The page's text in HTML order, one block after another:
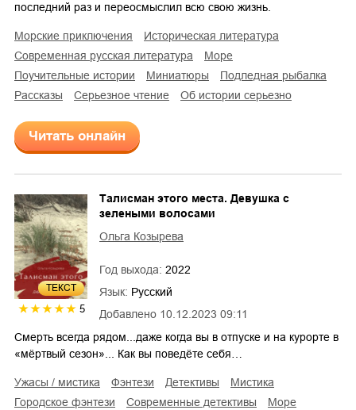
последний раз и переосмыслил всю свою жизнь.
морские приключения
историческая литература
современная русская литература
море
поучительные истории
миниатюры
подледная рыбалка
рассказы
серьезное чтение об истории серьезно
Читать онлайн
ТЕКСТ
5 Добавлено 10.12.2023 09:11
Талисман этого места. Девушка с
зелеными волосами
Ольга Козырева
Год выхода: 2022
Язык: Русский
Смерть всегда рядом...даже когда вы в отпуске и на курорте в
«мёртвый сезон»... Как вы поведёте себя…
ужасы / мистика фэнтези детективы
мистика
городское фэнтези
современные детективы
море